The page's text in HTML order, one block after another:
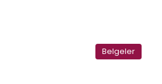
Belgeler